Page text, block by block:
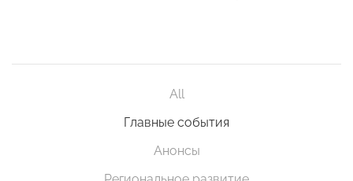
All
Главные события
Анонсы